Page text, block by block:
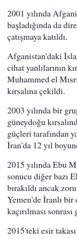
2001 yılında
başladığında da
çatışmaya katıldı.
Afganistan'daki
cihat yanlılarının
Muhammed el
kırsalına çekildi.
2003 yılında bir
güneydoğu
güçleri tarafından
İran'da 12 yıl
2015 yılında Ebu
sonucu diğer bazı
bırakıldı ancak
Yemen'de İranlı bir
kaçırılması
2015'teki esir